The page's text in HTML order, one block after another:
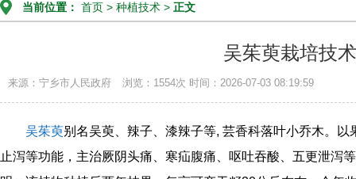
当前位置： 首页 > 种植技术 > 正文
吴茱萸栽培技术
来源：宁乡市人民政府 浏览：1554次 时间：2026-07-03 08:19:59
吴茱萸别名吴萸、辣子、漆辣子等, 芸香科落叶小乔木。
止泻等功能，主治厥阴头痛、寒疝腹痛、呕吐吞酸、五更泄泻